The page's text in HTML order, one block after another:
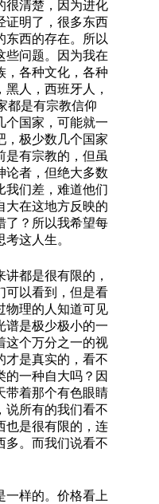
很清楚，因为进化
证明了，很多东西
东西的存在。所以
些问题。因为我在
，各种文化，各种
人，西班牙人，
都是有宗教信仰
个国家，可能就一
，极少数几个国家
是有宗教的，但虽
论者，但绝大多数
我们差，难道他们
大在这地方反映的
了？所以我希望每
这人生。
都是很有限的，
可以看到，但是看
物理的人知道可见
谱是极少极小的一
这个万分之一的视
才是真实的，看不
的一种自大吗？因
带着那个有色眼睛
说所有的我们看不
也是很有限的，连
多。而我们说看不
一样的。价格看上